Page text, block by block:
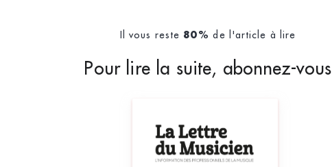
Il vous reste 80% de l'article à lire
Pour lire la suite, abonnez-vous